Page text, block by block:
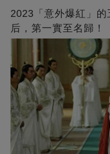
2023「意外爆紅」
后，第一實至名歸！